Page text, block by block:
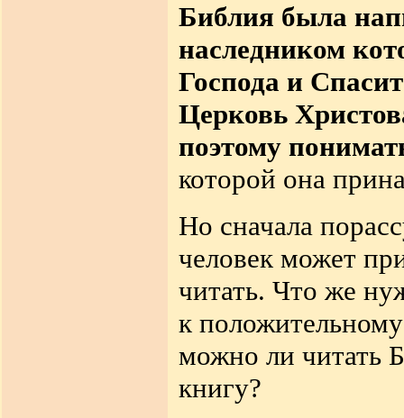
Библия была
наследником
Господа и
Церковь
поэтому
которой она
Но сначала
человек может
читать. Что же
к
можно ли читать
книгу?